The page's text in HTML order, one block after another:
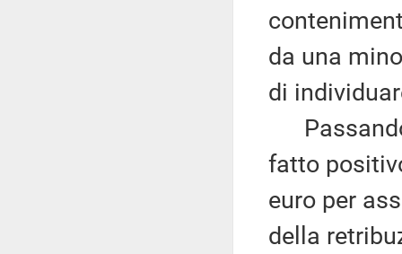
da una
di
fatto
euro per
della